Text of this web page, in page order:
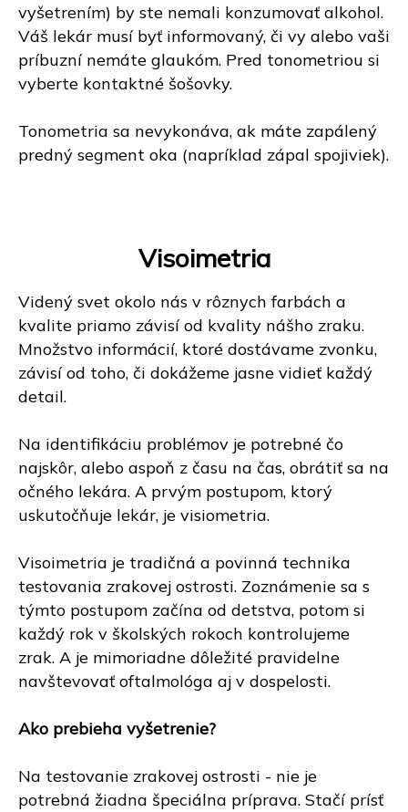
vyšetrením) by ste nemali konzumovať alkohol.
Váš lekár musí byť informovaný, či vy alebo vaši
príbuzní nemáte glaukóm. Pred tonometriou si
vyberte kontaktné šošovky.
Tonometria sa nevykonáva, ak máte zapálený
predný segment oka (napríklad zápal spojiviek).
Visoimetria
Videný svet okolo nás v rôznych farbách a
kvalite priamo závisí od kvality nášho zraku.
Množstvo informácií, ktoré dostávame zvonku,
závisí od toho, či dokážeme jasne vidieť každý
detail.
Na identifikáciu problémov je potrebné čo
najskôr, alebo aspoň z času na čas, obrátiť sa na
očného lekára. A prvým postupom, ktorý
uskutočňuje lekár, je visiometria.
Visoimetria je tradičná a povinná technika
testovania zrakovej ostrosti. Zoznámenie sa s
týmto postupom začína od detstva, potom si
každý rok v školských rokoch kontrolujeme
zrak. A je mimoriadne dôležité pravidelne
navštevovať oftalmológa aj v dospelosti.
Ako prebieha vyšetrenie?
Na testovanie zrakovej ostrosti - nie je
potrebná žiadna špeciálna príprava. Stačí prísť